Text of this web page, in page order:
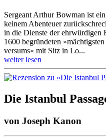
Sergeant Arthur Bow­man ist
keinem Abenteuer
in die Dienste der ehrwür­digen
1600 be­gründe­ten
versums« mit Sitz in Lo...
weiter lesen
Die Istanbul
von Joseph Kanon